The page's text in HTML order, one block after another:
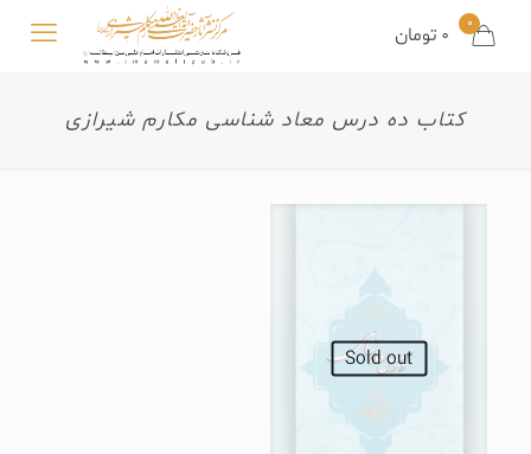
0 0 تومان
کتاب ده درس معاد شناسی مکارم شیرازی
Sold out